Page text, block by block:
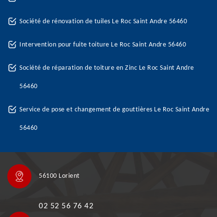
Société de rénovation de tuiles Le Roc Saint Andre 56460
Intervention pour fuite toiture Le Roc Saint Andre 56460
Société de réparation de toiture en Zinc Le Roc Saint Andre
56460
Service de pose et changement de gouttières Le Roc Saint Andre
56460
56100 Lorient
02 52 56 76 42